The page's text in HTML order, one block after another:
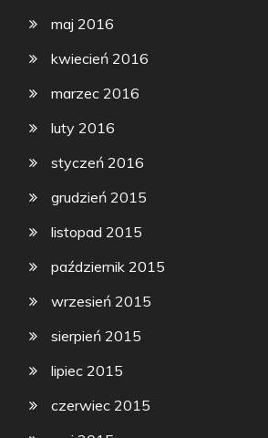
maj 2016
kwiecień 2016
marzec 2016
luty 2016
styczeń 2016
grudzień 2015
listopad 2015
październik 2015
wrzesień 2015
sierpień 2015
lipiec 2015
czerwiec 2015